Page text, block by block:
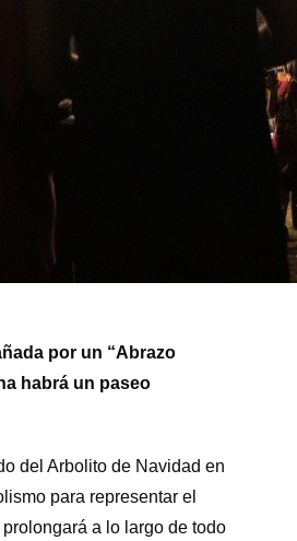
por un “Abrazo
habrá un paseo
del Arbolito de Navidad en
para representar el
a lo largo de todo